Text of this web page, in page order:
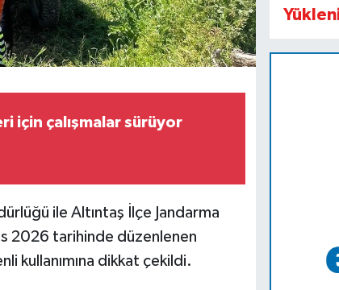
için çalışmalar sürüyor
ile Altıntaş İlçe Jandarma
2026 tarihinde düzenlenen
kullanımına dikkat çekildi.